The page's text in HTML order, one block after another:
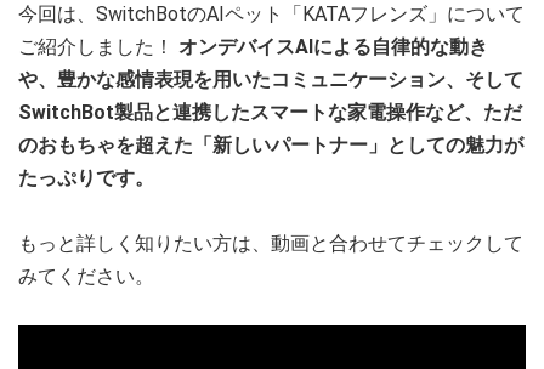
今回は、SwitchBotのAIペット「KATAフレンズ」について
ご紹介しました！ オンデバイスAIによる自律的な動き
や、豊かな感情表現を用いたコミュニケーション、そして
SwitchBot製品と連携したスマートな家電操作など、ただ
のおもちゃを超えた「新しいパートナー」としての魅力が
たっぷりです。
もっと詳しく知りたい方は、動画と合わせてチェックして
みてください。